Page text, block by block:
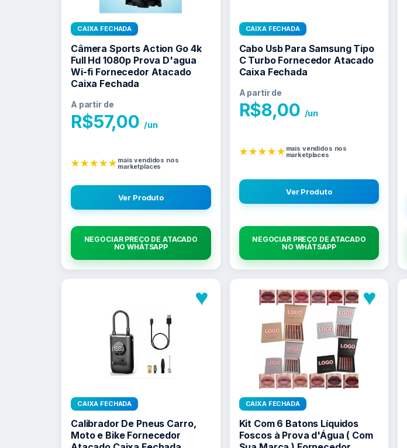
CAIXA FECHADA
Câmera Sports Action Go 4k
Full Hd 1080p Prova D'agua
Wi-fi Fornecedor Atacado
Caixa Fechada
A partir de
R$57,00 /un
★★★★★mais vendidos nos
marketplaces
Ver Produto
NEGOCIAR PREÇO DE ATACADO
NO WHATSAPP
CAIXA FECHADA
Cabo Usb Para Samsung Tipo
C Turbo Fornecedor Atacado
Caixa Fechada
A partir de
R$8,00 /un
★★★★★mais vendidos nos
marketplaces
Ver Produto
NEGOCIAR PREÇO DE ATACADO
NO WHATSAPP
♥
CAIXA FECHADA
Calibrador De Pneus Carro,
Moto e Bike Fornecedor
♥
CAIXA FECHADA
Kit Com 6 Batons Líquidos
Foscos à Prova d'Água ( Com